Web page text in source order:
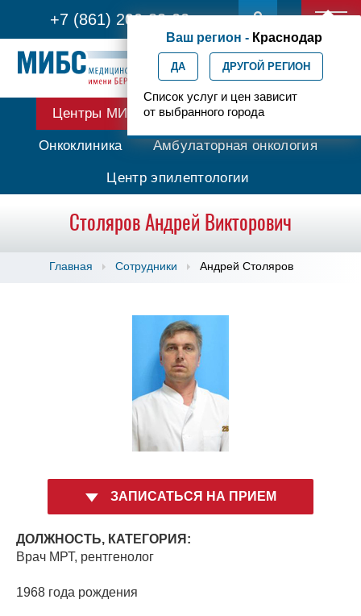
+7 (861) 200-83-22
Ваш регион - Краснодар
ДА ДРУГОЙ РЕГИОН
Список услуг и цен зависит
от выбранного города
Центры МИБС Протонная терапия
Онкоклиника Амбулаторная онкология
Центр эпилептологии
Столяров Андрей Викторович
Главная Сотрудники Андрей Столяров
ЗАПИСАТЬСЯ НА ПРИЕМ
ДОЛЖНОСТЬ, КАТЕГОРИЯ:
Врач МРТ, рентгенолог
1968 года рождения